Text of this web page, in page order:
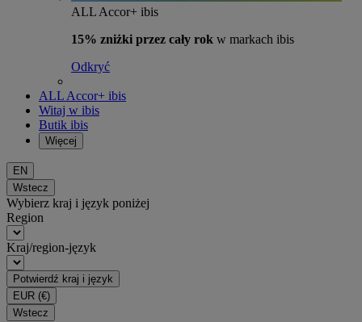
ALL Accor+ ibis
15% zniżki przez cały rok w markach ibis
Odkryć
ALL Accor+ ibis
Witaj w ibis
Butik ibis
Więcej
EN
Wstecz
Wybierz kraj i język poniżej
Region
Kraj/region-język
Potwierdź kraj i język
EUR (€)
Wstecz